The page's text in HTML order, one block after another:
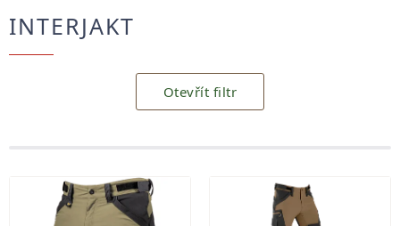
INTERJAKT
Otevřít filtr
Výpis
produktů